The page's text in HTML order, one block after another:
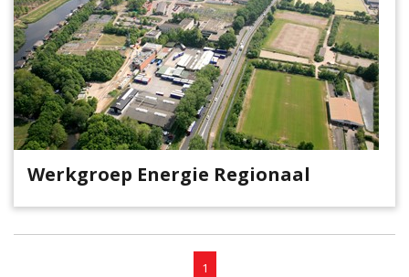
Werkgroep Energie Regionaal
1